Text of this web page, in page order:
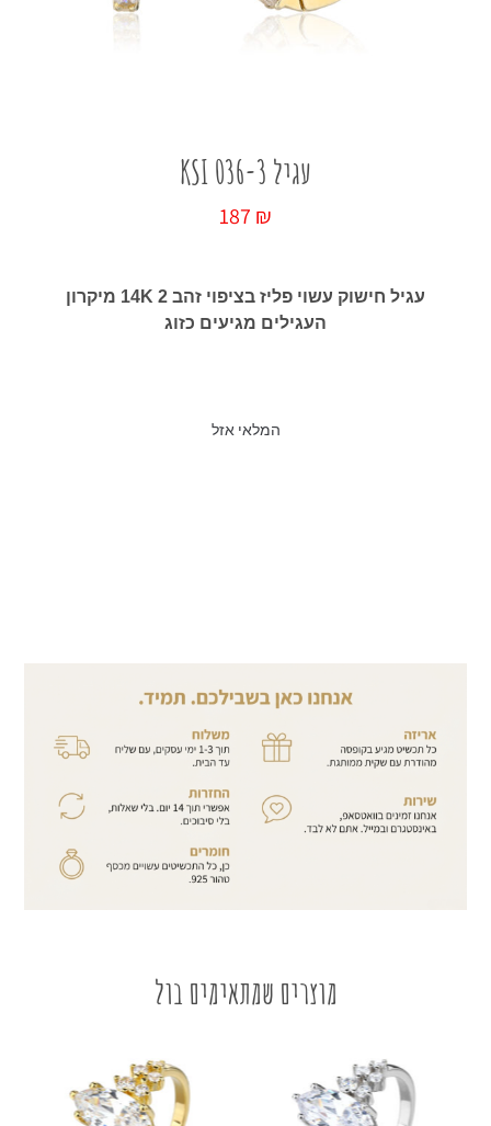
עגיל KSI 036-3
187 ₪
עגיל חישוק עשוי פליז בציפוי זהב 14K 2 מיקרון
העגילים מגיעים כזוג
המלאי אזל
מוצרים שמתאימים בול